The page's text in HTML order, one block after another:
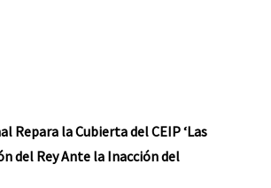
Repara la Cubierta del CEIP ‘Las
del Rey Ante la Inacción del